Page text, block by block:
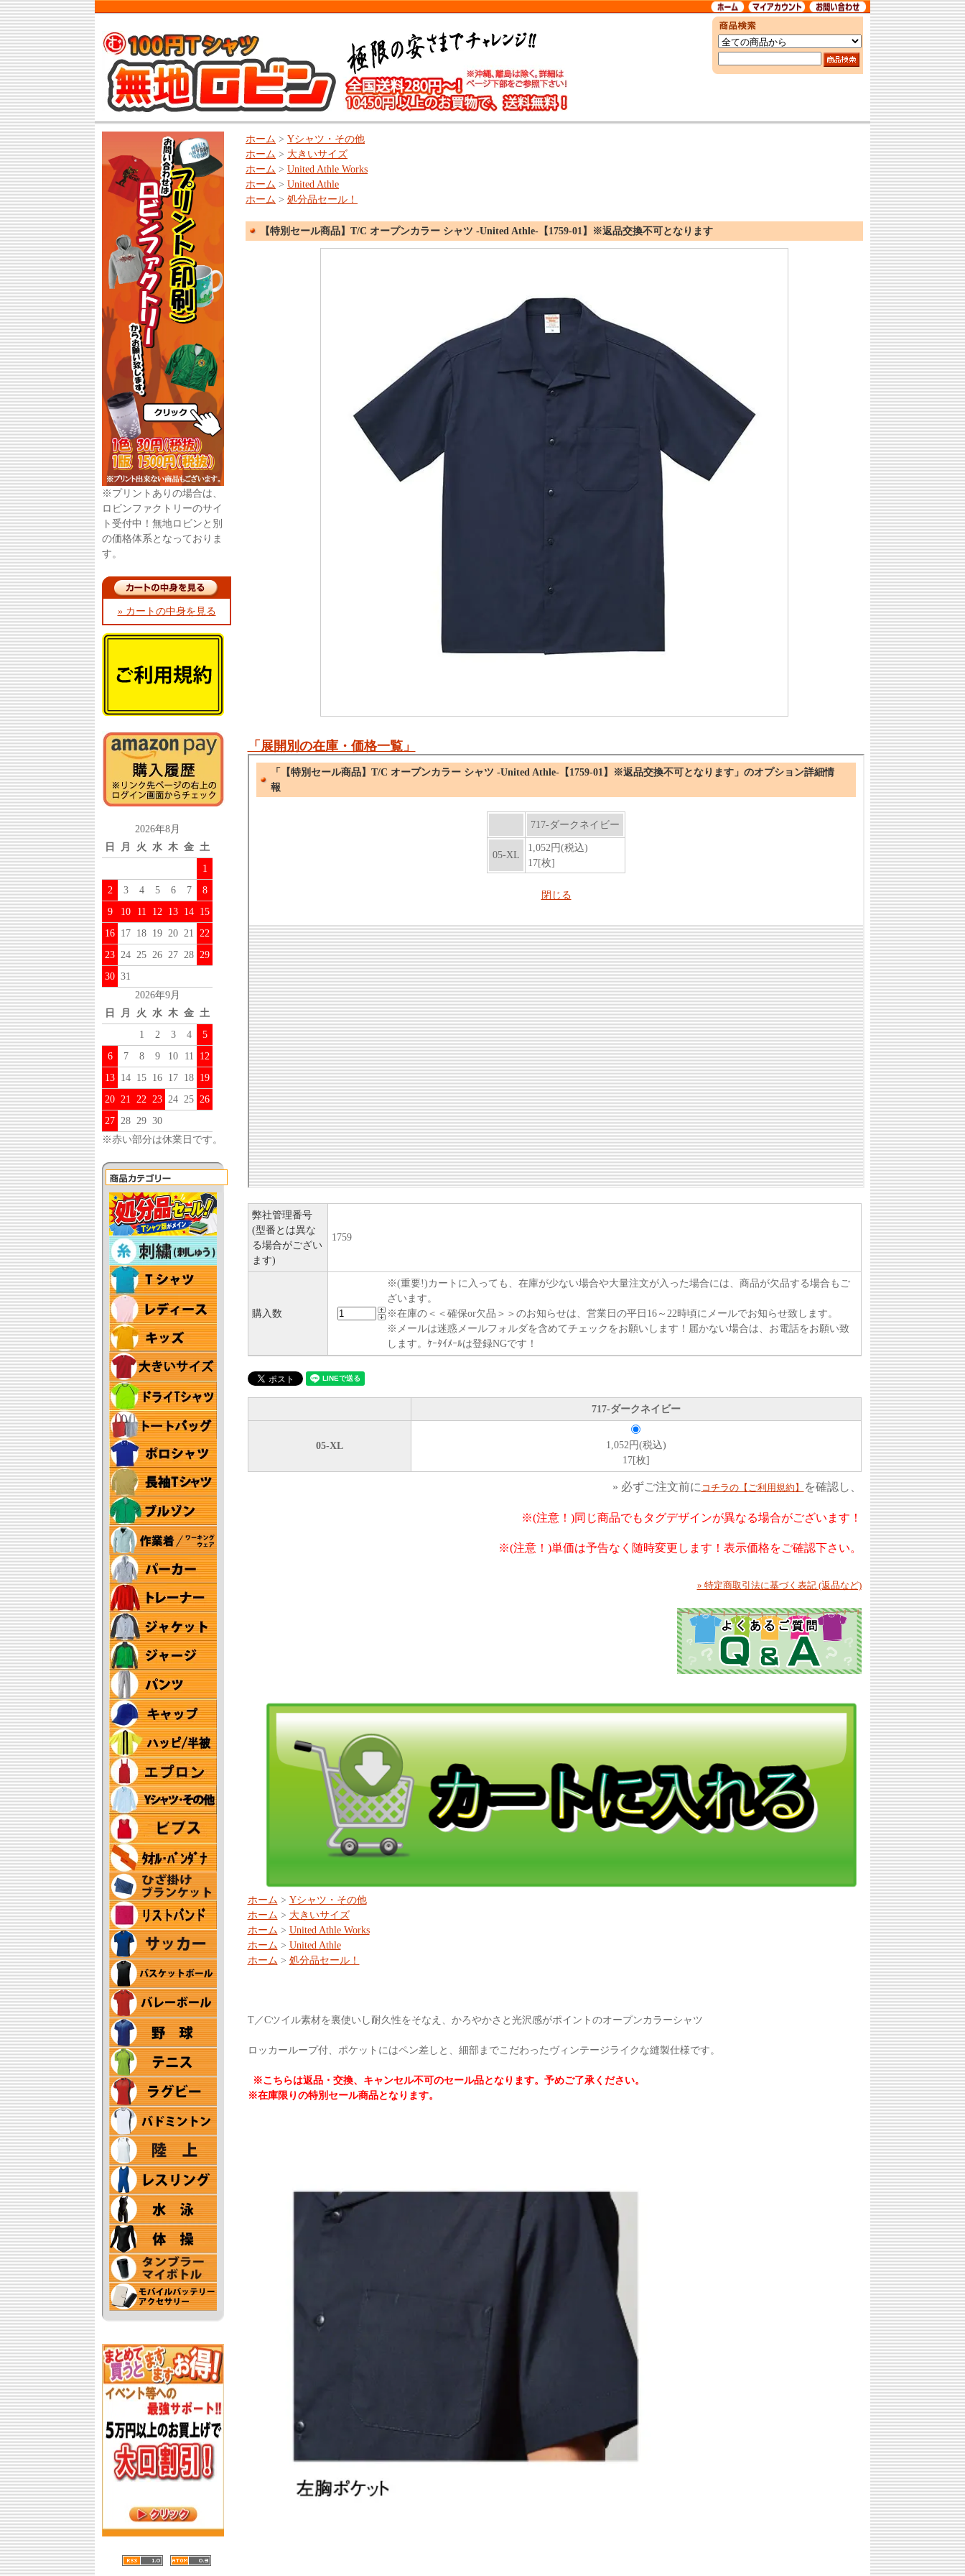
※プリントありの場合は、
ロビンファクトリーのサイ
ト受付中！無地ロビンと別
の価格体系となっておりま
す。
» カートの中身を見る
2026年8月
日
月 火 水 木 金 土
1
2
3 4 5 6 7
8
9
10 11 12 13 14 15
16 17 18 19 20 21 22
23 24 25 26 27 28 29
30 31
2026年9月
日
月 火 水 木 金 土
1
2 3 4
5
6
7 8 9 10 11
12
13 14 15 16 17 18 19
20 21 22 23 24 25 26
27 28 29 30
※赤い部分は休業日です。
ホーム > Yシャツ・その他
ホーム > 大きいサイズ
ホーム > United Athle Works
ホーム > United Athle
ホーム > 処分品セール！
【特別セール商品】T/C オープンカラー シャツ -United Athle-【1759-01】※返品交換不可となります
「展開別の在庫・価格一覧」
弊社管理番号
(型番とは異な
る場合がござい
ます)
1759
購入数
※(重要!)カートに入っても、在庫が少ない場合や大量注文が入った場合には、商品が欠品する場合もご
ざいます。
※在庫の＜＜確保or欠品＞＞のお知らせは、営業日の平日16～22時頃にメールでお知らせ致します。
※メールは迷惑メールフォルダを含めてチェックをお願いします！届かない場合は、お電話をお願い致
します。ｹｰﾀｲﾒｰﾙは登録NGです！
717-ダークネイビー
05-XL
1,052円(税込)
17[枚]
» 必ずご注文前に コチラの【ご利用規約】 を確認し、
※(注意！)同じ商品でもタグデザインが異なる場合がございます！
※(注意！)単価は予告なく随時変更します！表示価格をご確認下さい。
» 特定商取引法に基づく表記 (返品など)
ホーム > Yシャツ・その他
ホーム > 大きいサイズ
ホーム > United Athle Works
ホーム > United Athle
ホーム > 処分品セール！
T／Cツイル素材を裏使いし耐久性をそなえ、かろやかさと光沢感がポイントのオープンカラーシャツ
ロッカーループ付、ポケットにはペン差しと、細部までこだわったヴィンテージライクな縫製仕様です。
※こちらは返品・交換、キャンセル不可のセール品となります。予めご了承ください。
※在庫限りの特別セール商品となります。